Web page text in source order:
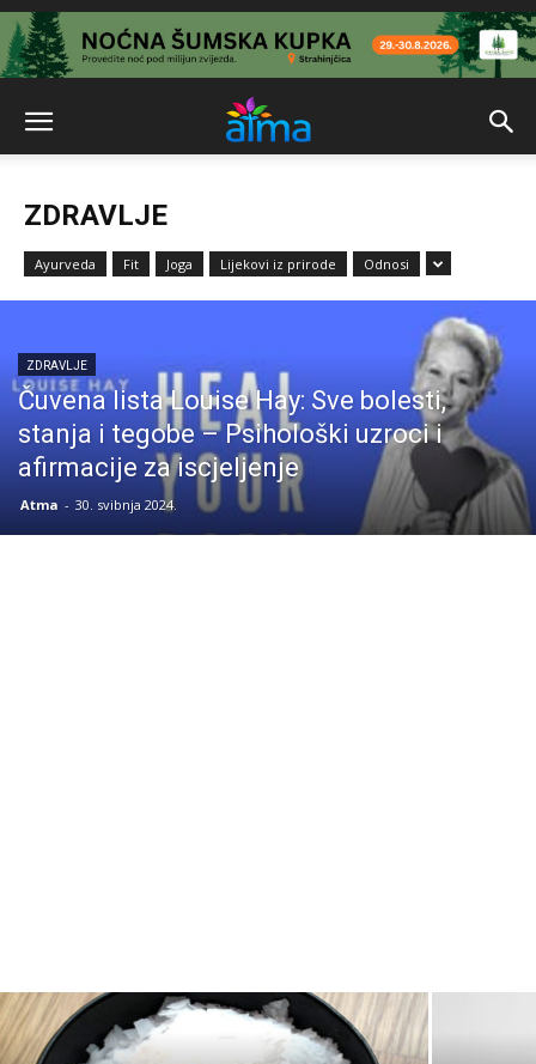
ZDRAVLJE
Ayurveda Fit Joga Lijekovi iz prirode Odnosi
ZDRAVLJE
Čuvena lista Louise Hay: Sve bolesti,
stanja i tegobe – Psihološki uzroci i
afirmacije za iscjeljenje
Atma - 30. svibnja 2024.